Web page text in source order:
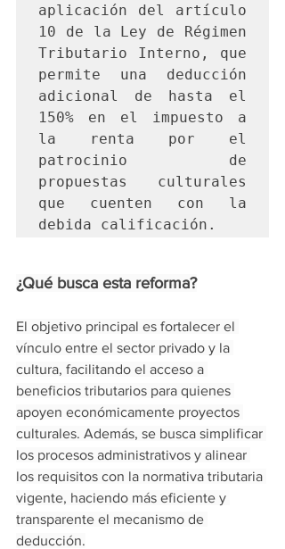
aplicación del artículo
10 de la Ley de Régimen
Tributario Interno, que
permite una deducción
adicional de hasta el
150% en el impuesto a
la renta por el
patrocinio de
propuestas culturales
que cuenten con la
debida calificación.
¿Qué busca esta reforma?
El objetivo principal es fortalecer el
vínculo entre el sector privado y la
cultura, facilitando el acceso a
beneficios tributarios para quienes
apoyen económicamente proyectos
culturales. Además, se busca simplificar
los procesos administrativos y alinear
los requisitos con la normativa tributaria
vigente, haciendo más eficiente y
transparente el mecanismo de
deducción.